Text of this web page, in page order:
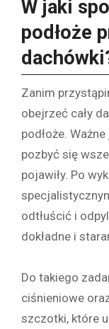
W jaki
podłoże
Zanim
obejrzeć cały
podłoże.
pozbyć się
pojawiły. Po
odtłuścić i
dokładne i
Do takiego
ciśnieniowe
szczotki, które